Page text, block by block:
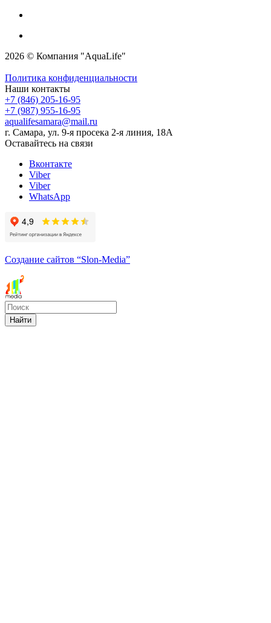
2026 © Компания "AquaLife"
Политика конфиденциальности
Наши контакты
+7 (846) 205-16-95
+7 (987) 955-16-95
aqualifesamara@mail.ru
г. Самара, ул. 9-я просека 2-я линия, 18А
Оставайтесь на связи
Вконтакте
Viber
Viber
WhatsApp
Создание сайтов “Slon-Media”
Найти